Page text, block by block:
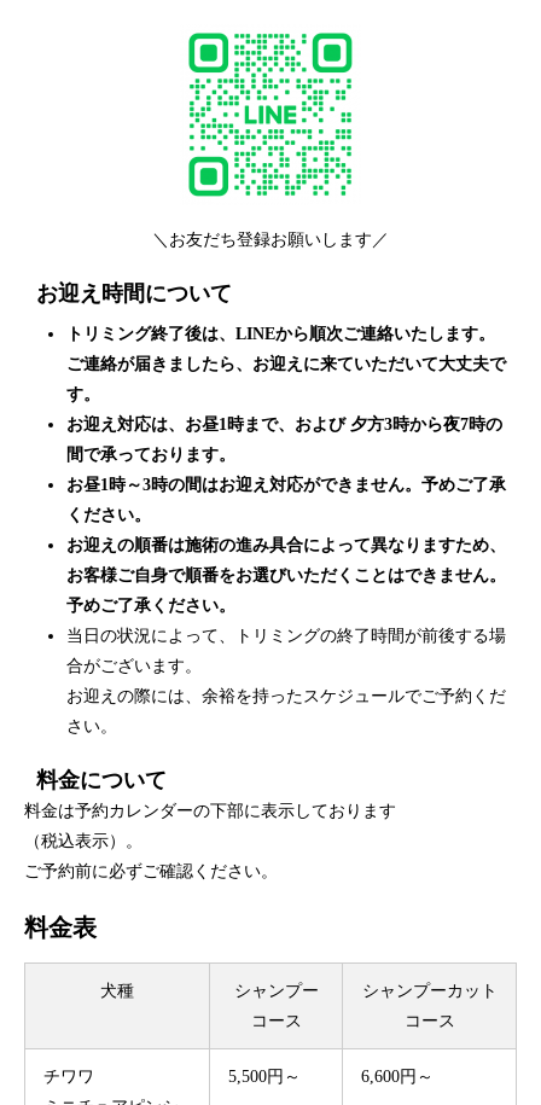
＼お友だち登録お願いします／
お迎え時間について
トリミング終了後は、LINEから順次ご連絡いたします。
ご連絡が届きましたら、お迎えに来ていただいて大丈夫で
す。
お迎え対応は、お昼1時まで、および 夕方3時から夜7時の
間で承っております。
お昼1時～3時の間はお迎え対応ができません。予めご了承
ください。
お迎えの順番は施術の進み具合によって異なりますため、
お客様ご自身で順番をお選びいただくことはできません。
予めご了承ください。
当日の状況によって、トリミングの終了時間が前後する場
合がございます。
お迎えの際には、余裕を持ったスケジュールでご予約くだ
さい。
料金について
料金は予約カレンダーの下部に表示しております
（税込表示）。
ご予約前に必ずご確認ください。
料金表
犬種
シャンプー
コース
シャンプーカット
コース
チワワ
5,500円～ 6,600円～